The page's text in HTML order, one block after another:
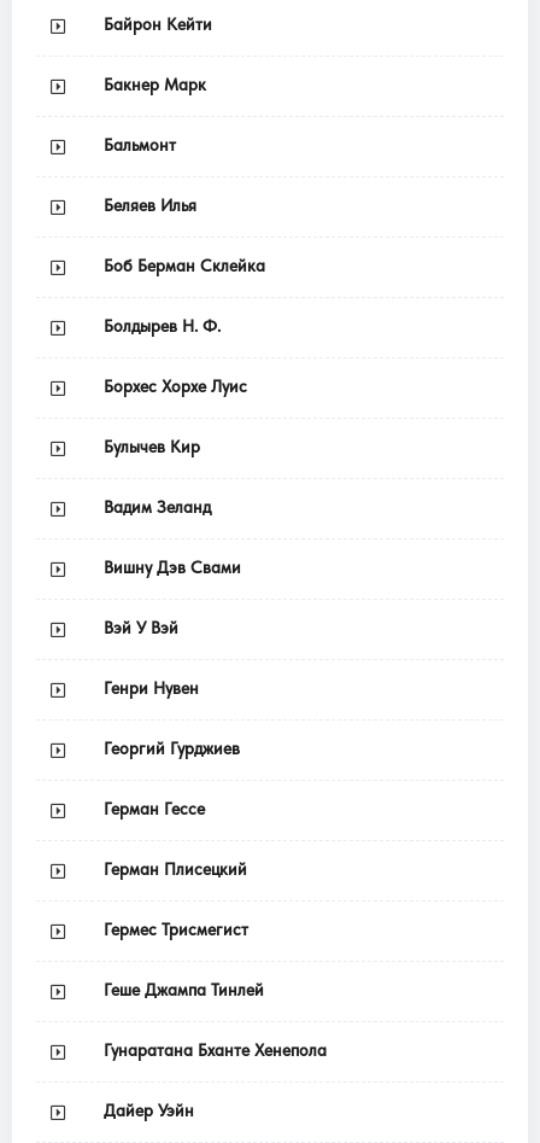
Байрон Кейти
Бакнер Марк
Бальмонт
Беляев Илья
Боб Берман Склейка
Болдырев Н. Ф.
Борхес Хорхе Луис
Булычев Кир
Вадим Зеланд
Вишну Дэв Свами
Вэй У Вэй
Генри Нувен
Георгий Гурджиев
Герман Гессе
Герман Плисецкий
Гермес Трисмегист
Геше Джампа Тинлей
Гунаратана Бханте Хенепола
Дайер Уэйн